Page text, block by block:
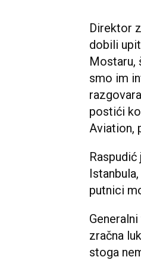
Direktor
dobili
Mostaru,
smo im
postići
Aviation,
putnici
zračna
stoga